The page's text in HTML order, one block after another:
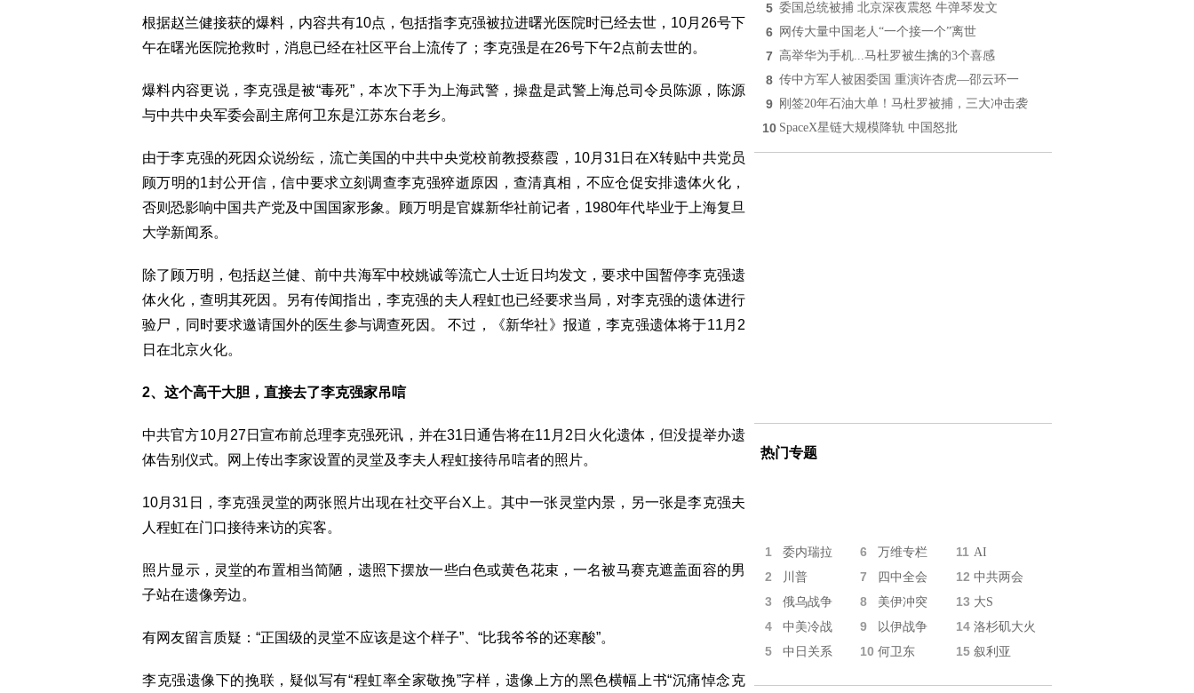
根据赵兰健接获的爆料，内容共有10点，包括指李克强被拉进曙光医院时已经去世，10月26号下
午在曙光医院抢救时，消息已经在社区平台上流传了；李克强是在26号下午2点前去世的。
爆料内容更说，李克强是被“毒死”，本次下手为上海武警，操盘是武警上海总司令员陈源，陈源
与中共中央军委会副主席何卫东是江苏东台老乡。
由于李克强的死因众说纷纭，流亡美国的中共中央党校前教授蔡霞，10月31日在X转贴中共党员
顾万明的1封公开信，信中要求立刻调查李克强猝逝原因，查清真相，不应仓促安排遗体火化，
否则恐影响中国共产党及中国国家形象。顾万明是官媒新华社前记者，1980年代毕业于上海复旦
大学新闻系。
除了顾万明，包括赵兰健、前中共海军中校姚诚等流亡人士近日均发文，要求中国暂停李克强遗
体火化，查明其死因。另有传闻指出，李克强的夫人程虹也已经要求当局，对李克强的遗体进行
验尸，同时要求邀请国外的医生参与调查死因。 不过，《新华社》报道，李克强遗体将于11月2
日在北京火化。
2、这个高干大胆，直接去了李克强家吊唁
中共官方10月27日宣布前总理李克强死讯，并在31日通告将在11月2日火化遗体，但没提举办遗
体告别仪式。网上传出李家设置的灵堂及李夫人程虹接待吊唁者的照片。
10月31日，李克强灵堂的两张照片出现在社交平台X上。其中一张灵堂内景，另一张是李克强夫
人程虹在门口接待来访的宾客。
照片显示，灵堂的布置相当简陋，遗照下摆放一些白色或黄色花束，一名被马赛克遮盖面容的男
子站在遗像旁边。
有网友留言质疑：“正国级的灵堂不应该是这个样子”、“比我爷爷的还寒酸”。
李克强遗像下的挽联，疑似写有“程虹率全家敬挽”字样，遗像上方的黑色横幅上书“沉痛悼念克
5 委国总统被捕 北京深夜震怒 牛弹琴发文
6 网传大量中国老人“一个接一个”离世
7 高举华为手机...马杜罗被生擒的3个喜感
8 传中方军人被困委国 重演许杏虎—邵云环一
9 刚签20年石油大单！马杜罗被捕，三大冲击袭
10 SpaceX星链大规模降轨 中国怒批
热门专题
1 委内瑞拉 6 万维专栏 11 AI
2 川普 7 四中全会 12 中共两会
3 俄乌战争 8 美伊冲突 13 大S
4 中美冷战 9 以伊战争 14 洛杉矶大火
5 中日关系 10 何卫东 15 叙利亚